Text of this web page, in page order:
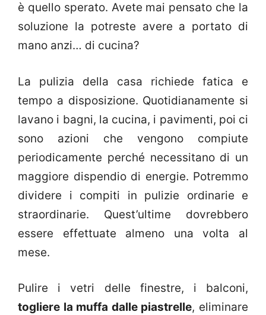
è quello sperato. Avete mai pensato che la
soluzione la potreste avere a portato di
mano anzi… di cucina?
La pulizia della casa richiede fatica e
tempo a disposizione. Quotidianamente si
lavano i bagni, la cucina, i pavimenti, poi ci
sono azioni che vengono compiute
periodicamente perché necessitano di un
maggiore dispendio di energie. Potremmo
dividere i compiti in pulizie ordinarie e
straordinarie. Quest’ultime dovrebbero
essere effettuate almeno una volta al
mese.
Pulire i vetri delle finestre, i balconi,
togliere la muffa dalle piastrelle, eliminare